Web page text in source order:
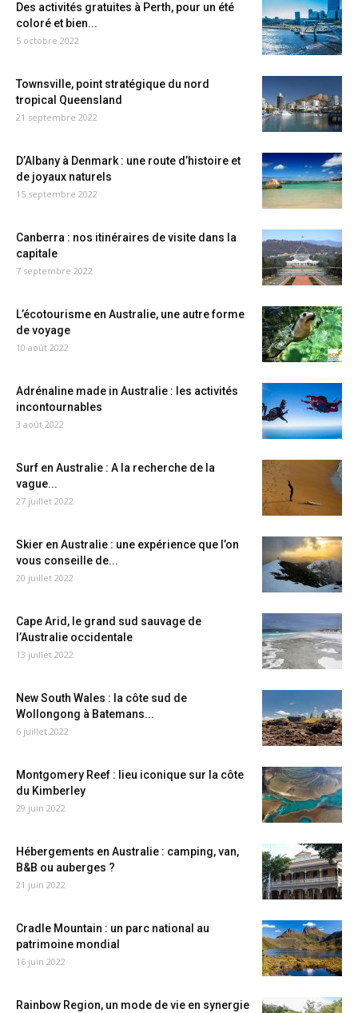
Des activités gratuites à Perth, pour un été
coloré et bien...
5 octobre 2022
Townsville, point stratégique du nord
tropical Queensland
21 septembre 2022
D’Albany à Denmark : une route d’histoire et
de joyaux naturels
15 septembre 2022
Canberra : nos itinéraires de visite dans la
capitale
7 septembre 2022
L’écotourisme en Australie, une autre forme
de voyage
10 août 2022
Adrénaline made in Australie : les activités
incontournables
3 août 2022
Surf en Australie : A la recherche de la
vague...
27 juillet 2022
Skier en Australie : une expérience que l’on
vous conseille de...
20 juillet 2022
Cape Arid, le grand sud sauvage de
l’Australie occidentale
13 juillet 2022
New South Wales : la côte sud de
Wollongong à Batemans...
6 juillet 2022
Montgomery Reef : lieu iconique sur la côte
du Kimberley
29 juin 2022
Hébergements en Australie : camping, van,
B&B ou auberges ?
21 juin 2022
Cradle Mountain : un parc national au
patrimoine mondial
16 juin 2022
Rainbow Region, un mode de vie en synergie